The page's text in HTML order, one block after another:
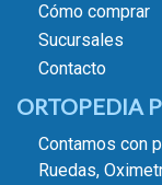
Cómo comprar
Sucursales
Contacto
ORTOPEDIA
Contamos con
Ruedas,